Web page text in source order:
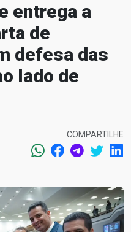
entrega a
de
defesa das
lado de
COMPARTILHE